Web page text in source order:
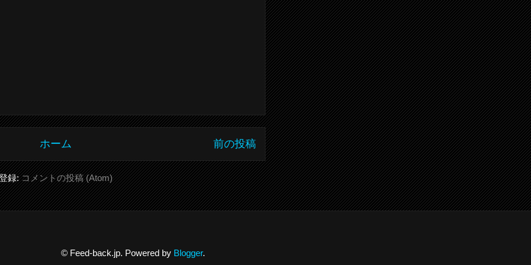
前の投稿
ホーム
録:コメントの投稿 (Atom)
© Feed-back.jp. Powered by Blogger.